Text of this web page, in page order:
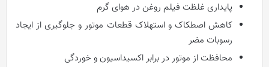
پایداری غلظت فیلم روغن در هوای گرم
کاهش اصطکاک و استهلاک قطعات موتور و جلوگیری از ایجاد
رسوبات مضر
محافظت از موتور در برابر اکسیداسیون و خوردگی